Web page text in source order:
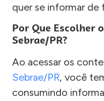
quer se informar de
Por Que Escolher
Sebrae/PR?
Ao acessar os
Sebrae/PR, você
consumindo